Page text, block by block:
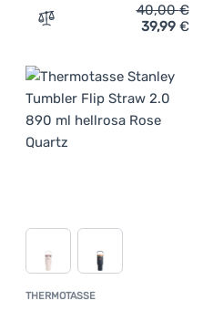
Zum Vergleich
40,00€
39,99 €
THERMOTASSE